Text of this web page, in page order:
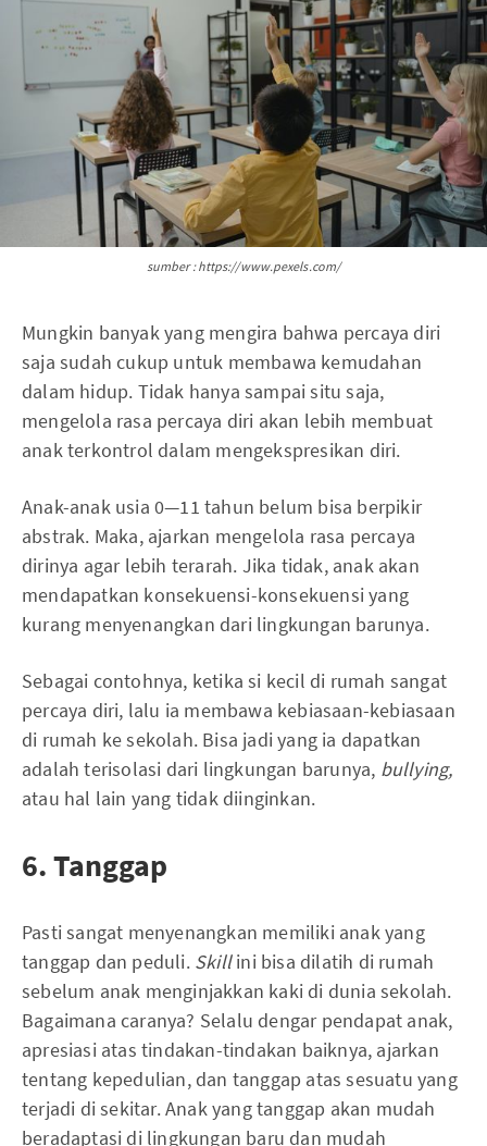
sumber : https://www.pexels.com/
Mungkin banyak yang mengira bahwa percaya diri
saja sudah cukup untuk membawa kemudahan
dalam hidup. Tidak hanya sampai situ saja,
mengelola rasa percaya diri akan lebih membuat
anak terkontrol dalam mengekspresikan diri.
Anak-anak usia 0—11 tahun belum bisa berpikir
abstrak. Maka, ajarkan mengelola rasa percaya
dirinya agar lebih terarah. Jika tidak, anak akan
mendapatkan konsekuensi-konsekuensi yang
kurang menyenangkan dari lingkungan barunya.
Sebagai contohnya, ketika si kecil di rumah sangat
percaya diri, lalu ia membawa kebiasaan-kebiasaan
di rumah ke sekolah. Bisa jadi yang ia dapatkan
adalah terisolasi dari lingkungan barunya, bullying,
atau hal lain yang tidak diinginkan.
6. Tanggap
Pasti sangat menyenangkan memiliki anak yang
tanggap dan peduli. Skillini bisa dilatih di rumah
sebelum anak menginjakkan kaki di dunia sekolah.
Bagaimana caranya? Selalu dengar pendapat anak,
apresiasi atas tindakan-tindakan baiknya, ajarkan
tentang kepedulian, dan tanggap atas sesuatu yang
terjadi di sekitar. Anak yang tanggap akan mudah
beradaptasi di lingkungan baru dan mudah